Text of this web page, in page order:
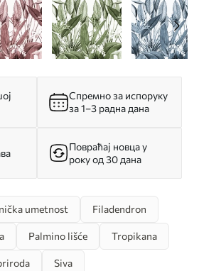
Спремно за испоруку
за 1–3 радна дана
Повраћај новца у
року од 30 дана
umetnost Filadendron
Palmino lišće Tropikana
Siva